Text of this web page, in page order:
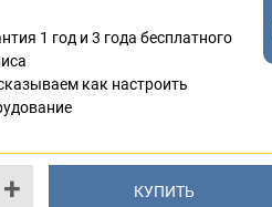
1 год и 3 года бесплатного
как настроить
+ КУПИТЬ